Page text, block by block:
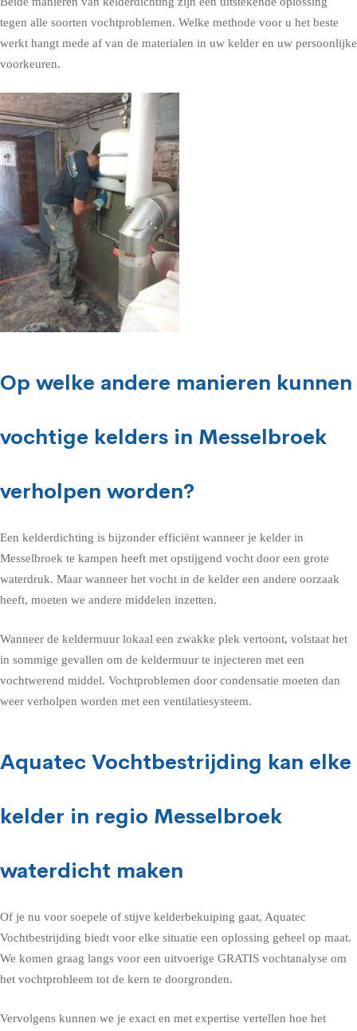
tegen alle soorten vochtproblemen. Welke methode voor u het beste
werkt hangt mede af van de materialen in uw kelder en uw persoonlijke
voorkeuren.
Op welke andere manieren kunnen
vochtige kelders in Messelbroek
verholpen worden?
Een kelderdichting is bijzonder efficiënt wanneer je kelder in
Messelbroek te kampen heeft met opstijgend vocht door een grote
waterdruk. Maar wanneer het vocht in de kelder een andere oorzaak
heeft, moeten we andere middelen inzetten.
Wanneer de keldermuur lokaal een zwakke plek vertoont, volstaat het
in sommige gevallen om de keldermuur te injecteren met een
vochtwerend middel. Vochtproblemen door condensatie moeten dan
weer verholpen worden met een ventilatiesysteem.
Aquatec Vochtbestrijding kan elke
kelder in regio Messelbroek
waterdicht maken
Of je nu voor soepele of stijve kelderbekuiping gaat, Aquatec
Vochtbestrijding biedt voor elke situatie een oplossing geheel op maat.
We komen graag langs voor een uitvoerige GRATIS vochtanalyse om
het vochtprobleem tot de kern te doorgronden.
Vervolgens kunnen we je exact en met expertise vertellen hoe het